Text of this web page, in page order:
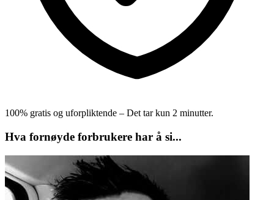
100% gratis og uforpliktende – Det tar kun 2 minutter.
Hva fornøyde forbrukere har å si...